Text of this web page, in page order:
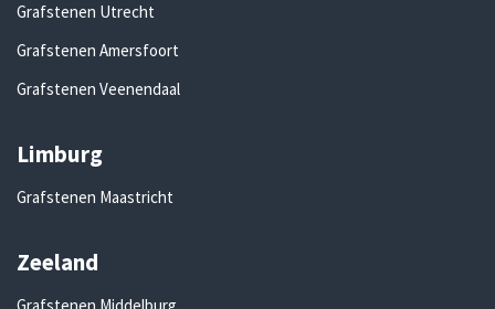
Grafstenen Utrecht
Grafstenen Amersfoort
Grafstenen Veenendaal
Limburg
Grafstenen Maastricht
Zeeland